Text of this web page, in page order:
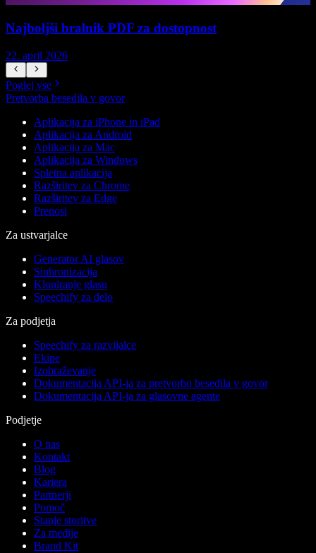
Najboljši bralnik PDF za dostopnost
22. april 2026
Poglej vse
Pretvorba besedila v govor
Aplikacija za iPhone in iPad
Aplikacija za Android
Aplikacija za Mac
Aplikacija za Windows
Spletna aplikacija
Razširitev za Chrome
Razširitev za Edge
Prenosi
Za ustvarjalce
Generator AI glasov
Sinhronizacija
Kloniranje glasu
Speechify za delo
Za podjetja
Speechify za razvijalce
Ekipe
Izobraževanje
Dokumentacija API-ja za pretvorbo besedila v govor
Dokumentacija API-ja za glasovne agente
Podjetje
O nas
Kontakt
Blog
Kariera
Partnerji
Pomoč
Stanje storitve
Za medije
Brand Kit